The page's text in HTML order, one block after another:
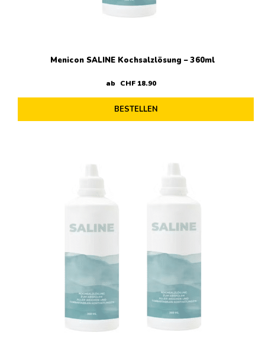
Menicon SALINE Kochsalzlösung – 360ml
ab CHF18.90
BESTELLEN